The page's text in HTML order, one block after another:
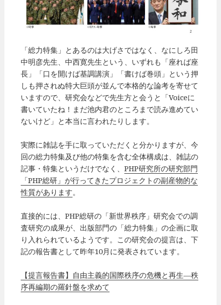
「総力特集」とあるのは大げさではなく、なにしろ田
中明彦先生、中西寛先生という、いずれも「座れば座
長」「口を開けば基調講演」「書けば巻頭」という押
しも押されぬ特大巨頭が並んで本格的な論考を寄せて
いますので、研究会などで先生方と会うと「Voiceに
書いていたね！まだ池内君のところまで読み進めてい
ないけど」と本当に言われたりします。
実際に雑誌を手に取っていただくと分かりますが、今
回の総力特集及び他の特集を含む全体構成は、雑誌の
記事・特集というだけでなく、PHP研究所の研究部門
「PHP総研」が行ってきたプロジェクトの副産物的な
性質があります。
直接的には、PHP総研の「新世界秩序」研究会での調
査研究の成果が、出版部門の「総力特集」の企画に取
り入れられているようです。この研究会の提言は、下
記の報告書として昨年10月に発表されています。
【提言報告書】自由主義的国際秩序の危機と再生―秩
序再編期の羅針盤を求めて